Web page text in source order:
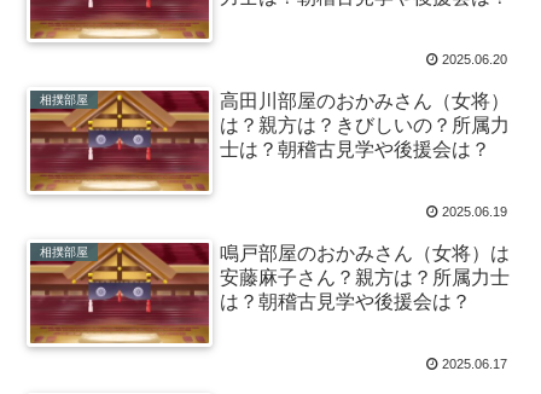
2025.06.20
相撲部屋
高田川部屋のおかみさん（女将）
は？親方は？きびしいの？所属力
士は？朝稽古見学や後援会は？
2025.06.19
相撲部屋
鳴戸部屋のおかみさん（女将）は
安藤麻子さん？親方は？所属力士
は？朝稽古見学や後援会は？
2025.06.17